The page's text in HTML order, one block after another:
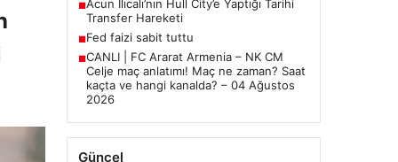
■Merkez Bankası faiz kararı ne zaman?
Ekonomistlerin nisan ayı faiz beklentisi
belli oldu
■Acun Ilıcalı’nın Hull City’e Yaptığı Tarihi
Transfer Hareketi
Fed faizi sabit tuttu
Celje maç anlatımı! Maç ne zaman? Saat
kaçta ve hangi kanalda? – 04 Ağustos
2026